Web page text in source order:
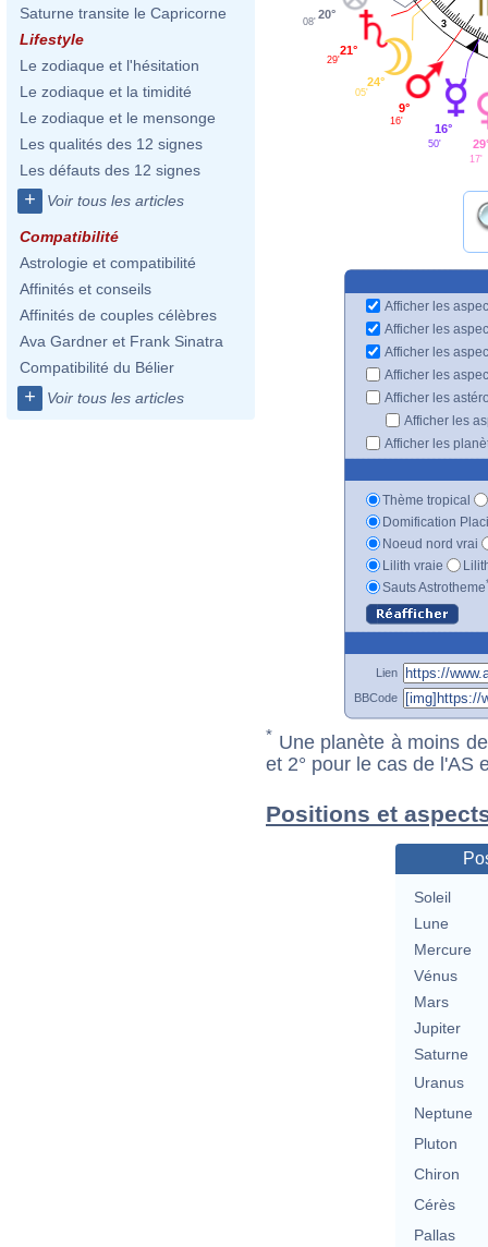
Saturne transite le Capricorne
Lifestyle
Le zodiaque et l'hésitation
Le zodiaque et la timidité
Le zodiaque et le mensonge
Les qualités des 12 signes
Les défauts des 12 signes
+ Voir tous les articles
Compatibilité
Astrologie et compatibilité
Affinités et conseils
Affinités de couples célèbres
Ava Gardner et Frank Sinatra
Compatibilité du Bélier
+ Voir tous les articles
3
20°
08'
21°
29'
24°
05'
9°
16'
16°
50'
17'
Afficher les
Afficher les
Afficher les
Afficher les
Afficher les
Afficher les
Afficher les
Thème tropical
Domification
Noeud nord vrai
Lilith vraie
Sauts Astrotheme
Lien
BBCode
* Une planète à moins
et 2° pour le cas de l'AS
Positions et
Soleil
Lune
Mercure
Vénus
Mars
Jupiter
Saturne
Uranus
Neptune
Pluton
Chiron
Cérès
Pallas